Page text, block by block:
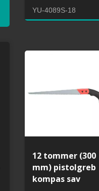
bimetalblad
YU-4089S-18
12 tommer (300
mm) pistolgreb
kompas sav